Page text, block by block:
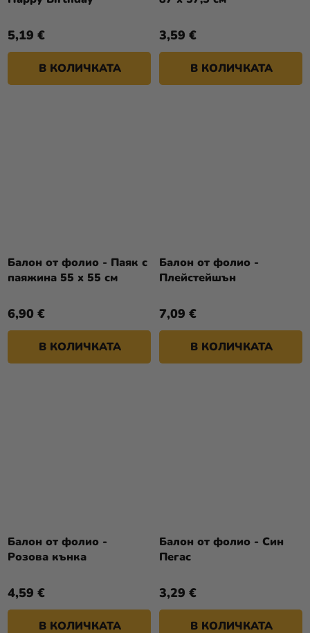
5,19 €
В КОЛИЧКАТА
3,59 €
В КОЛИЧКАТА
Балон от фолио - Паяк с
паяжина 55 x 55 см
6,90 €
В КОЛИЧКАТА
Балон от фолио -
Плейстейшън
7,09 €
В КОЛИЧКАТА
Балон от фолио -
Розова кънка
4,59 €
В КОЛИЧКАТА
Балон от фолио - Син
Пегас
3,29 €
В КОЛИЧКАТА